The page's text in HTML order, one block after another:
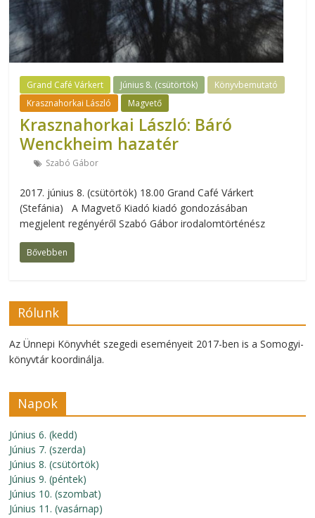
Grand Café Várkert Június 8. (csütörtök)
Könyvbemutató
Krasznahorkai László
Magvető
Krasznahorkai László: Báró
Wenckheim hazatér
Szabó Gábor
2017. június 8. (csütörtök) 18.00 Grand Café Várkert
(Stefánia) A Magvető Kiadó kiadó gondozásában
megjelent regényéről Szabó Gábor irodalomtörténész
Bővebben
Rólunk
Az Ünnepi Könyvhét szegedi eseményeit 2017-ben is a Somogyi-
könyvtár koordinálja.
Napok
Június 6. (kedd)
Június 7. (szerda)
Június 8. (csütörtök)
Június 9. (péntek)
Június 10. (szombat)
Június 11. (vasárnap)